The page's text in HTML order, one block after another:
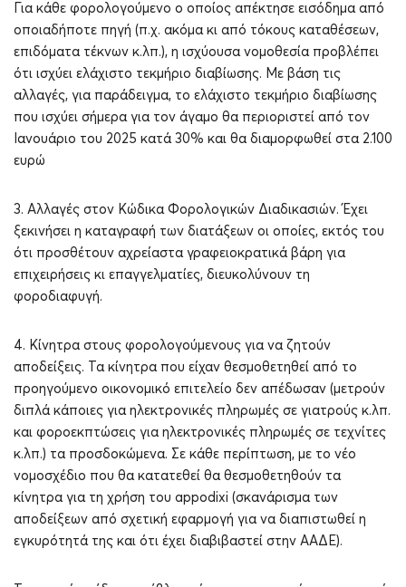
Για κάθε φορολογούμενο ο οποίος απέκτησε εισόδημα από
οποιαδήποτε πηγή (π.χ. ακόμα κι από τόκους καταθέσεων,
επιδόματα τέκνων κ.λπ.), η ισχύουσα νομοθεσία προβλέπει
ότι ισχύει ελάχιστο τεκμήριο διαβίωσης. Με βάση τις
αλλαγές, για παράδειγμα, το ελάχιστο τεκμήριο διαβίωσης
που ισχύει σήμερα για τον άγαμο θα περιοριστεί από τον
Ιανουάριο του 2025 κατά 30% και θα διαμορφωθεί στα 2.100
ευρώ
3. Αλλαγές στον Κώδικα Φορολογικών Διαδικασιών. Έχει
ξεκινήσει η καταγραφή των διατάξεων οι οποίες, εκτός του
ότι προσθέτουν αχρείαστα γραφειοκρατικά βάρη για
επιχειρήσεις κι επαγγελματίες, διευκολύνουν τη
φοροδιαφυγή.
4. Κίνητρα στους φορολογούμενους για να ζητούν
αποδείξεις. Τα κίνητρα που είχαν θεσμοθετηθεί από το
προηγούμενο οικονομικό επιτελείο δεν απέδωσαν (μετρούν
διπλά κάποιες για ηλεκτρονικές πληρωμές σε γιατρούς κ.λπ.
και φοροεκπτώσεις για ηλεκτρονικές πληρωμές σε τεχνίτες
κ.λπ.) τα προσδοκώμενα. Σε κάθε περίπτωση, με το νέο
νομοσχέδιο που θα κατατεθεί θα θεσμοθετηθούν τα
κίνητρα για τη χρήση του appodixi (σκανάρισμα των
αποδείξεων από σχετική εφαρμογή για να διαπιστωθεί η
εγκυρότητά της και ότι έχει διαβιβαστεί στην ΑΑΔΕ).